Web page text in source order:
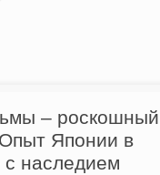
– роскошный
Японии в
с наследием